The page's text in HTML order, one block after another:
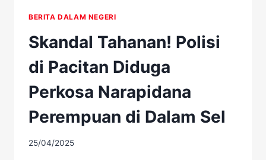
BERITA DALAM NEGERI
Skandal Tahanan! Polisi
di Pacitan Diduga
Perkosa Narapidana
Perempuan di Dalam Sel
25/04/2025